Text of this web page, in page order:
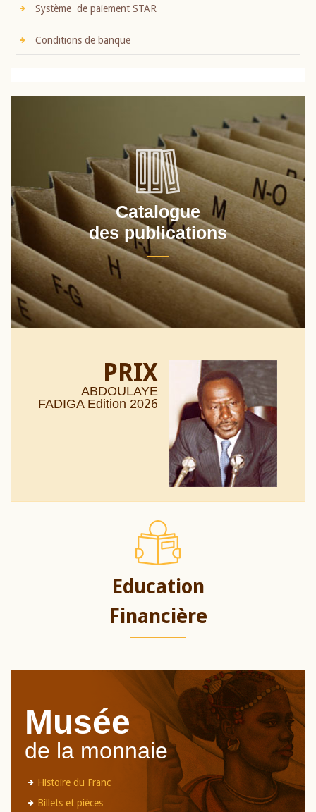
Système de paiement STAR
Conditions de banque
Catalogue
des publications
PRIX
ABDOULAYE
FADIGA Edition 2026
Education
Financière
Musée
de la monnaie
Histoire du Franc
Billets et pièces